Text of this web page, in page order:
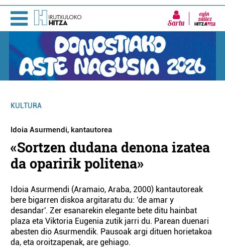
Sartu
KULTURA
Idoia Asurmendi, kantautorea
«Sortzen dudana denona izatea
da oparirik politena»
Idoia Asurmendi (Aramaio, Araba, 2000) kantautoreak
bere bigarren diskoa argitaratu du: 'de amar y
desandar'. Zer esanarekin elegante bete ditu hainbat
plaza eta Viktoria Eugenia zutik jarri du. Parean duenari
abesten dio Asurmendik. Pausoak argi dituen horietakoa
da, eta oroitzapenak, are gehiago.